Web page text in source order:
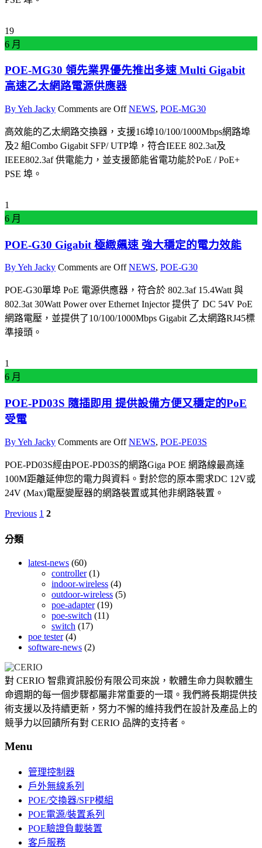
19
6 月
POE-MG30 領先業界優先推出多速 Multi Gigabit
高速乙太網路電源供應器
By Yeh Jacky Comments are Off NEWS, POE-MG30
高效能的乙太網路交換器，支援16埠10/100/1000Mbps網路埠
及2 組Combo Gigabit SFP/ UTP埠，符合IEEE 802.3at及
IEEE802.3af 供電能力，並支援節能省電功能於PoE / PoE+
PSE 埠。
1
6 月
POE-G30 Gigabit 極緻飆速 強大穩定的電力效能
By Yeh Jacky Comments are Off NEWS, POE-G30
POE-G30單埠 PoE 電源供應器，符合於 802.3af 15.4Watt 與
802.3at 30Watt Power over Ethernet Injector 提供了 DC 54V PoE
網路電壓，並提供了10/100/1000Mbps Gigabit 乙太網路RJ45標
準接頭。
1
6 月
POE-PD03S 隨插即用 提供設備方便又穩定的PoE
受電
By Yeh Jacky Comments are Off NEWS, POE-PE03S
POE-PD03S經由POE-PD03S的網路Giga POE 網路線最高達
100M距離延伸您的電力與資料。對於您的原本需求DC 12V或
24V (Max)電壓變壓器的網路裝置或其他非網路裝置。
Previous 1 2
分類
latest-news (60)
controller(1)
indoor-wireless (4)
outdoor-wireless (5)
poe-adapter(19)
poe-switch (11)
switch (17)
poe tester(4)
software-news (2)
對 CERIO 智鼎資訊股份有限公司來說，軟體生命力與軟體生
命週期的每一個步驟都屬非常重要的一環。我們將長期提供技
術支援以及持續更新，努力不懈的維持我們在設計及產品上的
競爭力以回饋所有對 CERIO 品牌的支持者。
Menu
管理控制器
戶外無線系列
POE/交換器/SFP模組
POE電源/裝置系列
POE驗證負載裝置
客戶服務